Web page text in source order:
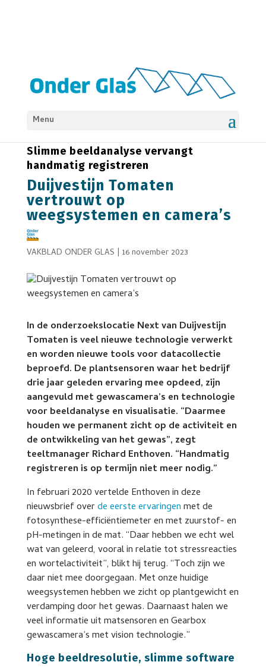
Menu
Nieuws
Slimme beeldanalyse vervangt
handmatig registreren
Duijvestijn Tomaten
vertrouwt op
weegsystemen en camera’s
VAKBLAD ONDER GLAS | 16 november 2023
In de onderzoekslocatie Next van Duijvestijn
Tomaten is veel nieuwe technologie verwerkt
en worden nieuwe tools voor datacollectie
beproefd. De plantsensoren waar het bedrijf
drie jaar geleden ervaring mee opdeed, zijn
aangevuld met gewascamera’s en technologie
voor beeldanalyse en visualisatie. “Daarmee
houden we permanent zicht op de activiteit en
de ontwikkeling van het gewas”, zegt
teeltmanager Richard Enthoven. “Handmatig
registreren is op termijn niet meer nodig.”
In februari 2020 vertelde Enthoven in deze
nieuwsbrief overde eerste ervaringenmet de
fotosynthese-efficiëntiemeter en met zuurstof- en
pH-metingen in de mat. “Daar hebben we echt wel
wat van geleerd, vooral in relatie tot stressreacties
en wortelactiviteit”, blikt hij terug. “Toch zijn we
daar niet mee doorgegaan. Met onze huidige
weegsystemen hebben we zicht op plantgewicht en
verdamping door het gewas. Daarnaast halen we
veel informatie uit matsensoren en Gearbox
gewascamera’s met vision technologie.”
Hoge beeldresolutie, slimme software